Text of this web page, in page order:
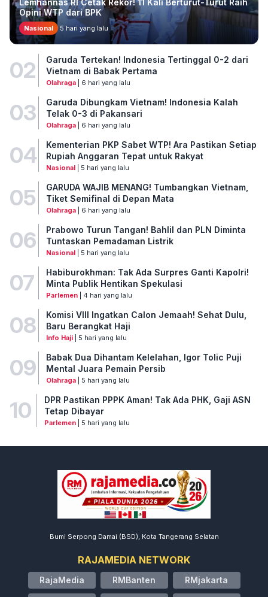
Lemhannas RI Cetak Rekor! 11 Kali Berturut-Turut Raih
Opini WTP dari BPK
Nasional 5 hari yang lalu
02
Garuda Tertekan! Indonesia Tertinggal 0-2 dari
Vietnam di Babak Pertama
Olahraga| 6 hari yang lalu
03
Garuda Dibungkam Vietnam! Indonesia Kalah
Telak 0-3 di Pakansari
Olahraga| 6 hari yang lalu
04
Kementerian PKP Sabet WTP! Ara Pastikan Setiap
Rupiah Anggaran Tepat untuk Rakyat
Nasional| 5 hari yang lalu
05
GARUDA WAJIB MENANG! Tumbangkan Vietnam,
Tiket Semifinal di Depan Mata
Olahraga| 6 hari yang lalu
06
Prabowo Turun Tangan! Bahlil dan PLN Diminta
Tuntaskan Pemadaman Listrik
Nasional| 5 hari yang lalu
07
Habiburokhman: Tak Ada Surpres Ganti Kapolri!
Minta Publik Hentikan Spekulasi
Parlemen| 4 hari yang lalu
08
Komisi VIII Ingatkan Calon Jemaah! Sehat Dulu,
Baru Berangkat Haji
Info Haji| 5 hari yang lalu
09
Babak Dua Dihantam Kelelahan, Igor Tolic Puji
Mental Juara Pemain Persib
Olahraga| 5 hari yang lalu
10
DPR Pastikan PPPK Aman! Tak Ada PHK, Gaji ASN
Tetap Dibayar
Parlemen| 5 hari yang lalu
Bumi Serpong Damai (BSD), Kota Tangerang Selatan
RAJAMEDIA NETWORK
RajaMedia RMBanten RMjakarta